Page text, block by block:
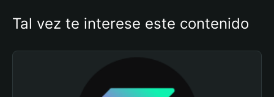
Tal vez te interese este contenido